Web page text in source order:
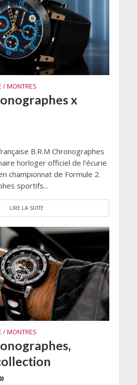
/ MONTRES
x
B.R.M Chronographes
horloger officiel de l’écurie
championnat de Formule 2.
sportifs...
LIRE LA SUITE
/ MONTRES